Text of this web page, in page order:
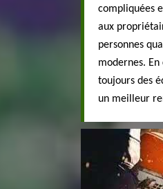
compliquées
aux
personnes
modernes.
toujours des
un meilleur